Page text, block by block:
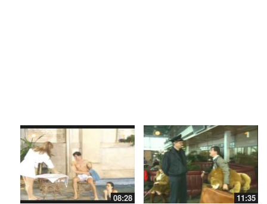
08:28 11:35